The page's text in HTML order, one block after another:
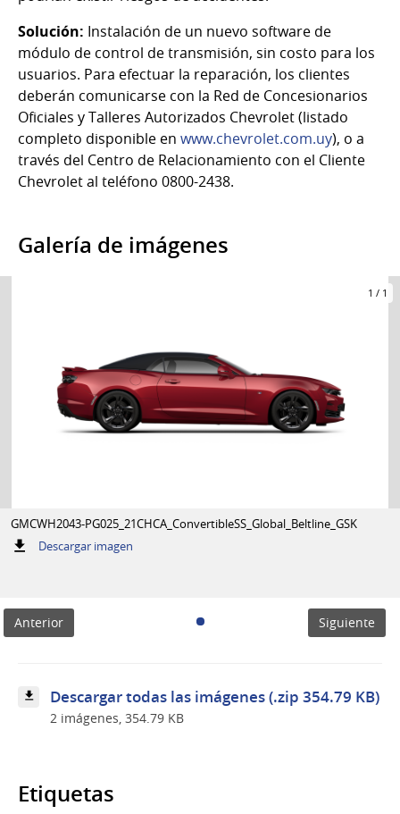
Solución: Instalación de un nuevo software de
módulo de control de transmisión, sin costo para los
usuarios. Para efectuar la reparación, los clientes
deberán comunicarse con la Red de Concesionarios
Oficiales y Talleres Autorizados Chevrolet (listado
completo disponible en www.chevrolet.com.uy), o a
través del Centro de Relacionamiento con el Cliente
Chevrolet al teléfono 0800-2438.
Galería de imágenes
1 / 1
GMCWH2043-PG025_21CHCA_ConvertibleSS_Global_Beltline_GSK
Descargar imagen:
Anterior Siguiente
Descargar todas las imágenes (.zip 354.79 KB)
2 imágenes, 354.79 KB
Etiquetas